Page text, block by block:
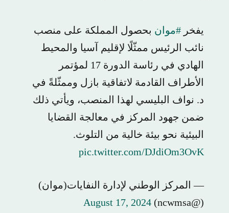
يفخر #موان بحصول المملكة على منصب
نائب الرئيس ممثّلًا لإقليم آسيا والمحيط
الهادي في رئاسة الدورة 17 لمؤتمر
الأطراف القادمة لاتفاقية بازل وممثّلةً في
د. نواف البليسي لهذا المنصب، ويأتي ذلك
ضمن جهود المركز في معالجة القضايا
البيئية نحو بيئة خالية من التلوث.
pic.twitter.com/DJdiOm3OvK
— المركز الوطني لإدارة النفايات(موان)
(@ncwmsa)
August 17, 2024